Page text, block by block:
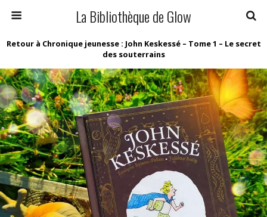
La Bibliothèque de Glow
Retour à Chronique jeunesse : John Keskessé – Tome 1 – Le secret
des souterrains